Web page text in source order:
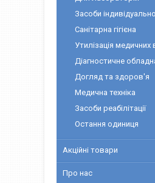
Засоби
Санітарна гігієна
Утилізація медичних
Діагностичне
Догляд та здоров'я
Медична техніка
Засоби реабілітації
Остання одиниця
Акційні товари
Про нас